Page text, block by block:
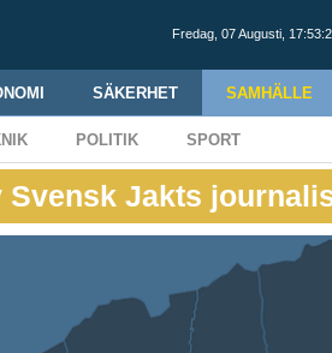
Fredag, 07 Augusti,
SÄKERHET SAMHÄLLE
POLITIK SPORT
Svensk Jakts